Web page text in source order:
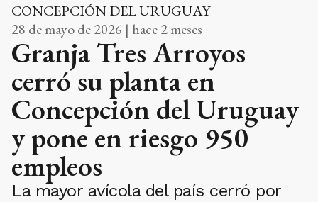
CONCEPCIÓN DEL URUGUAY
28 de mayo de 2026 | hace 2 meses
Granja Tres Arroyos
cerró su planta en
Concepción del Uruguay
y pone en riesgo 950
empleos
La mayor avícola del país cerró por